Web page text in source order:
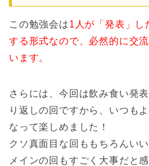
この勉強会は1人が「発表」し
する形式なので、必然的に交
います。
さらには、今回は飲み食い発
り返しの回ですから、いつも
なって楽しめました！
クソ真面目な回ももちろんい
メインの回もすごく大事だと感